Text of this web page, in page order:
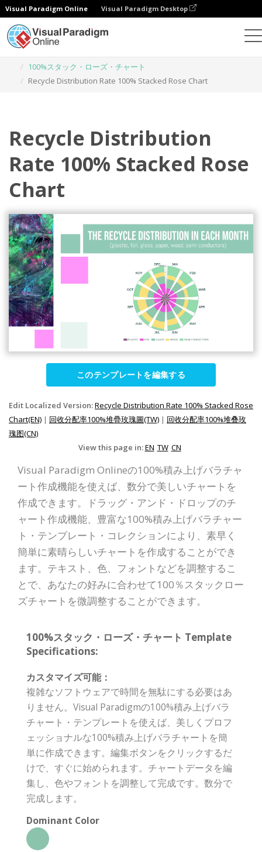
Visual Paradigm Online Visual Paradigm Desktop
100%スタック・ローズ・チャート
Recycle Distribution Rate 100% Stacked Rose Chart
Recycle Distribution
Rate 100% Stacked Rose
Chart
このテンプレートを編集する
Edit Localized Version:Recycle Distribution Rate 100% Stacked Rose
Chart(EN) | 回收分配率100%堆疊玫瑰圖(TW) | 回收分配率100%堆叠玫
瑰图(CN)
View this page in:EN TW CN
Visual Paradigm Onlineの100%積み上げバラチャ
ート作成機能を使えば、数分で美しいチャートを
作成できます。ドラッグ・アンド・ドロップのチ
ャート作成機能、豊富な100%積み上げバラチャー
ト・テンプレート・コレクションにより、素早く
簡単に素晴らしいチャートを作成することができ
ます。テキスト、色、フォントなどを調整するこ
とで、あなたの好みに合わせて100％スタックロー
ズチャートを微調整することができます。
100%スタック・ローズ・チャート Template
Specifications:
カスタマイズ可能：
複雑なソフトウェアで時間を無駄にする必要はあ
りません。Visual Paradigmの100%積み上げバラ
チャート・テンプレートを使えば、美しくプロフ
ェッショナルな100%積み上げバラチャートを簡
単に作成できます。編集ボタンをクリックするだ
けで、すぐに始められます。チャートデータを編
集し、色やフォントを調整して完成です。数分で
完成します。
Dominant Color